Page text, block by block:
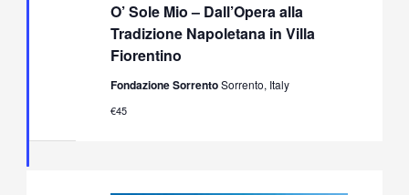
O’ Sole Mio – Dall’Opera alla
Tradizione Napoletana in Villa
Fiorentino
Mio
–
Dall’Opera
alla
Napoletana
Fondazione SorrentoSorrento, Italy
€45